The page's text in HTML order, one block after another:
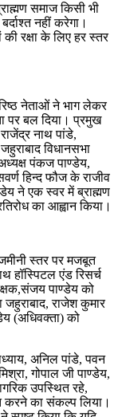
समाज किसी भी
नहीं करेगा।
रक्षा के लिए हर स्तर
नेताओं ने भाग लेकर
पर बल दिया। प्रमुख
नाथ पांडे,
विधानसभा
पंकज पाण्डेय,
हिन्द फौज के राजीव
ने एक स्वर में ब्राह्मण
का आह्वान किया।
स्तर पर मजबूत
हॉस्पिटल एंड रिसर्च
पाण्डेय को
जहुराबाद, राजेश कुमार
(अधिवक्ता) को
अनिल पांडे, पवन
गोपाल जी पाण्डेय,
उपस्थित रहे,
करने का संकल्प लिया।